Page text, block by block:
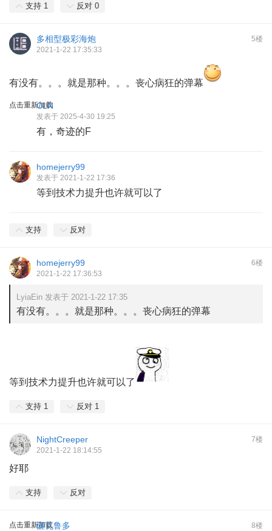
支持 1 反对 0
5楼
多相型极彩海炮
2021-1-22 17:35:33
有没有。。。就是那种。。。丧心病狂的弹幕
点击重新加载
CLN
发表于 2025-4-30 19:25
有，奇迹的F
homejerry99
发表于 2021-1-22 17:36
等到技术力提升也许就可以了
支持 反对
6楼
homejerry99
2021-1-22 17:36:53
LyiaEin 发表于 2021-1-22 17:35
有没有。。。就是那种。。。丧心病狂的弹幕
等到技术力提升也许就可以了
支持 1 反对 1
7楼
NightCreeper
2021-1-22 18:14:55
好耶
支持 反对
点击重新加载 8楼
砸瓦鲁多